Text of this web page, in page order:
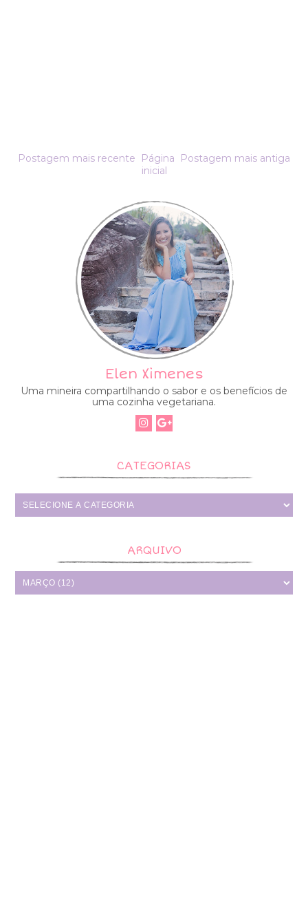
Postagem mais recente Postagem mais antiga
Página
inicial
Elen Ximenes
Uma mineira compartilhando o sabor e os benefícios de
uma cozinha vegetariana.
CATEGORIAS
ARQUIVO